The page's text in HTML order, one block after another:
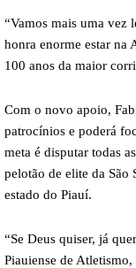
“Vamos mais uma vez
honra enorme estar na
100 anos da maior
Com o novo apoio,
patrocínios e poderá
meta é disputar todas
pelotão de elite da São
estado do Piauí.
“Se Deus quiser, já
Piauiense de